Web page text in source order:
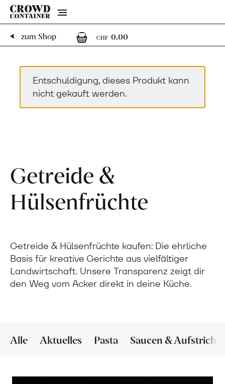
Menu
zum Shop
CHF 0.00
Entschuldigung, dieses Produkt kann
nicht gekauft werden.
Getreide &
Hülsenfrüchte
Getreide & Hülsenfrüchte kaufen: Die ehrliche
Basis für kreative Gerichte aus vielfältiger
Landwirtschaft. Unsere Transparenz zeigt dir
den Weg vom Acker direkt in deine Küche.
Alle Aktuelles Pasta Saucen & Aufstriche